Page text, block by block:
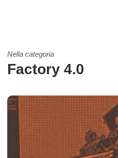
Nella categoria
Factory 4.0